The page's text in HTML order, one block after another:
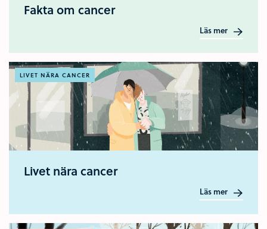
Fakta om cancer
Läs mer
LIVET NÄRA CANCER
Livet nära cancer
Läs mer